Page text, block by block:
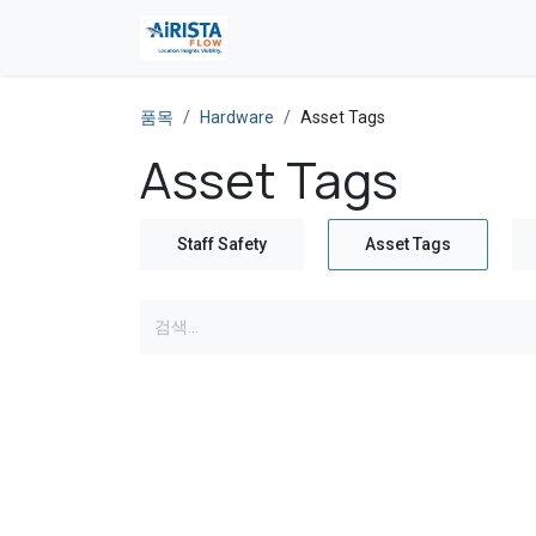
품목 Hardware Asset Tags
Asset Tags
Staff Safety Asset Tags